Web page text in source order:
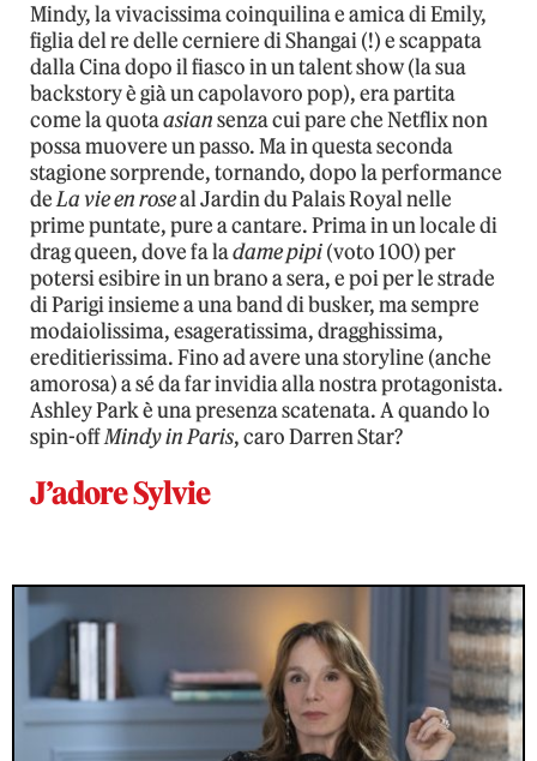
Mindy, la vivacissima coinquilina e amica di Emily,
figlia del re delle cerniere di Shangai (!) e scappata
dalla Cina dopo il fiasco in un talent show (la sua
backstory è già un capolavoro pop), era partita
come la quotaasiansenza cui pare che Netflix non
possa muovere un passo. Ma in questa seconda
stagione sorprende, tornando, dopo la performance
deLa vie en roseal Jardin du Palais Royal nelle
prime puntate, pure a cantare. Prima in un locale di
drag queen, dove fa ladame pipi(voto 100) per
potersi esibire in un brano a sera, e poi per le strade
di Parigi insieme a una band di busker, ma sempre
modaiolissima, esageratissima, dragghissima,
ereditierissima. Fino ad avere una storyline (anche
amorosa) a sé da far invidia alla nostra protagonista.
Ashley Park è una presenza scatenata. A quando lo
spin-offMindy in Paris, caro Darren Star?
J’adore Sylvie